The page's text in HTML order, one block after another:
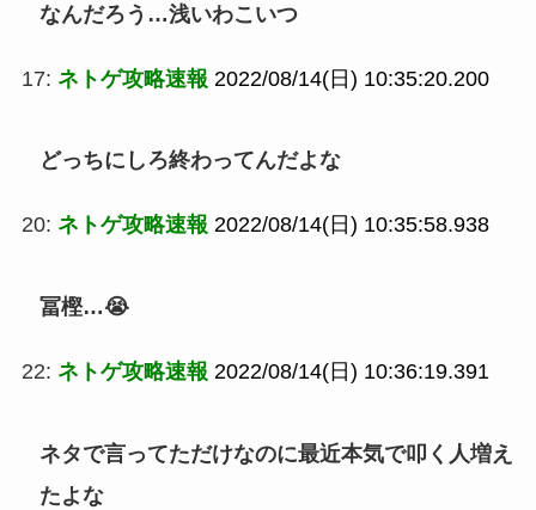
なんだろう…浅いわこいつ
17: ネトゲ攻略速報 2022/08/14(日) 10:35:20.200
どっちにしろ終わってんだよな
20: ネトゲ攻略速報 2022/08/14(日) 10:35:58.938
冨樫…😭
22: ネトゲ攻略速報 2022/08/14(日) 10:36:19.391
ネタで言ってただけなのに最近本気で叩く人増え
たよな